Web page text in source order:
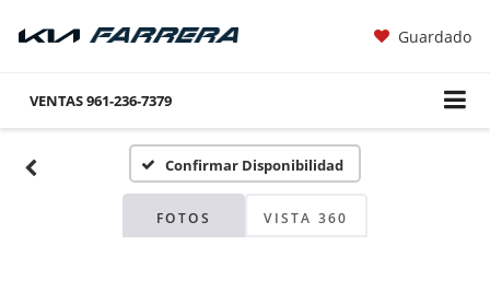
Guardado
VENTAS961-236-7379
Confirmar Disponibilidad
FOTOS VISTA 360
Fotos No
Disponibles
Por favor, revise luego